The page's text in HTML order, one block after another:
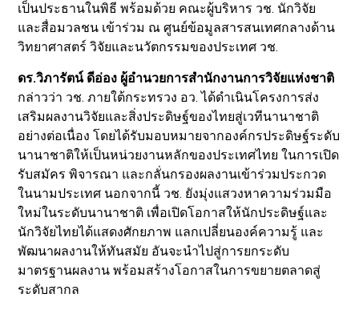
เป็นประธานในพิธี พร้อมด้วย คณะผู้บริหาร วช. นักวิจัย
และสื่อมวลชน เข้าร่วม ณ ศูนย์ข้อมูลสารสนเทศกลางด้าน
วิทยาศาสตร์ วิจัยและนวัตกรรมของประเทศ วช.
ดร.วิภารัตน์ ดีอ่อง ผู้อำนวยการสำนักงานการวิจัยแห่งชาติ
กล่าวว่า วช. ภายใต้กระทรวง อว. ได้ดำเนินโครงการส่ง
เสริมผลงานวิจัยและสิ่งประดิษฐ์ของไทยสู่เวทีนานาชาติ
อย่างต่อเนื่อง โดยได้รับมอบหมายจากองค์กรประดิษฐ์ระดับ
นานาชาติให้เป็นหน่วยงานหลักของประเทศไทย ในการเปิด
รับสมัคร พิจารณา และกลั่นกรองผลงานเข้าร่วมประกวด
ในนามประเทศ นอกจากนี้ วช. ยังมุ่งแสวงหาความร่วมมือ
ใหม่ในระดับนานาชาติ เพื่อเปิดโอกาสให้นักประดิษฐ์และ
นักวิจัยไทยได้แสดงศักยภาพ แลกเปลี่ยนองค์ความรู้ และ
พัฒนาผลงานให้ทันสมัย อันจะนำไปสู่การยกระดับ
มาตรฐานผลงาน พร้อมสร้างโอกาสในการขยายตลาดสู่
ระดับสากล